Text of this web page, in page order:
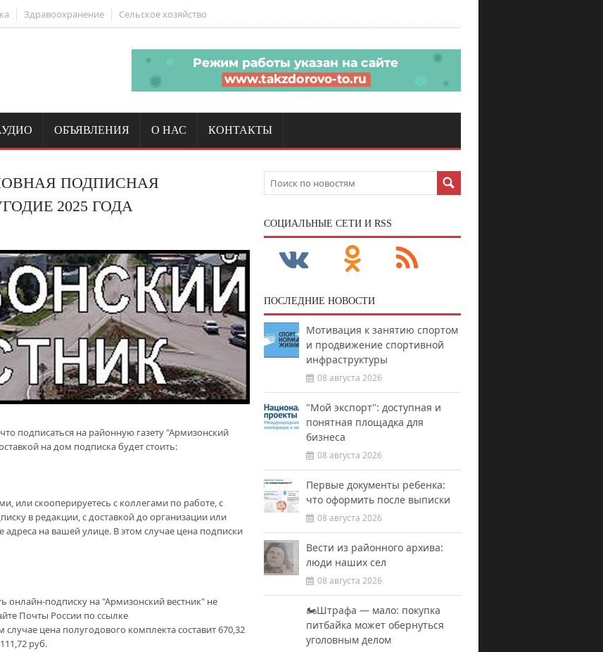
Здравоохранение Сельское хозяйство
ОБЪЯВЛЕНИЯ О НАС КОНТАКТЫ
ПОДПИСНАЯ
2025 ГОДА
подписаться на районную газету "Армизонский
на дом подписка будет стоить:
или скооперируетесь с коллегами по работе, с
в редакции, с доставкой до организации или
адреса на вашей улице. В этом случае цена подписки
подписку на "Армизонский вестник" не
Почты России по ссылке
цена полугодового комплекта составит 670,32
руб.
CОЦИАЛЬНЫЕ СЕТИ И RSS
ПОСЛЕДНИЕ НОВОСТИ
Мотивация к занятию спортом
и продвижение спортивной
инфраструктуры
08 августа 2026
"Мой экспорт": доступная и
понятная площадка для
бизнеса
08 августа 2026
Первые документы ребенка:
что оформить после выписки
08 августа 2026
Вести из районного архива:
люди наших сел
08 августа 2026
🏍️Штрафа — мало: покупка
питбайка может обернуться
уголовным делом